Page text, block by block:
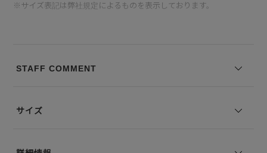
※サイズ表記は弊社規定によるものを表示しております。
STAFF COMMENT
サイズ